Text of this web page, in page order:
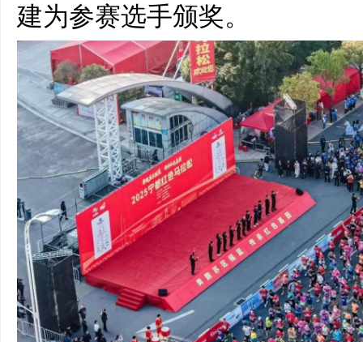
建为参赛选手颁奖。